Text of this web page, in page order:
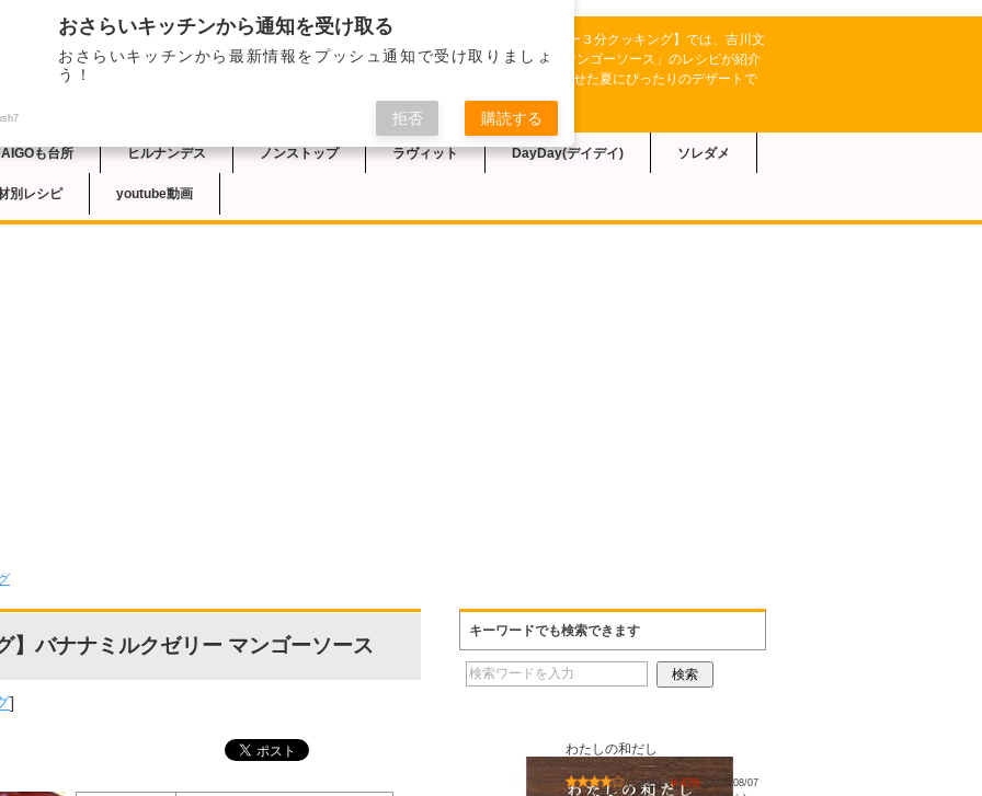
2023/7/15の日本テレビ系【キューピー３分クッキング】では、吉川文
子さんにより「バナナミルクゼリー マンゴーソース」のレシピが紹介
されました。南国フルーツを組み合わせた夏にぴったりのデザートで
も台所 ヒルナンデス ノンストップ ラヴィット DayDay(デイデイ) ソレダメ
別レシピ youtube動画
】バナナミルクゼリー マンゴーソース
]
キーワードでも検索できます
わたしの和だし
(5405) ￥479
(2026/08/07
おさらいキッチンから通知を受け取る
おさらいキッチンから最新情報をプッシュ通知で受け取りましょ
う！
拒否 購読する